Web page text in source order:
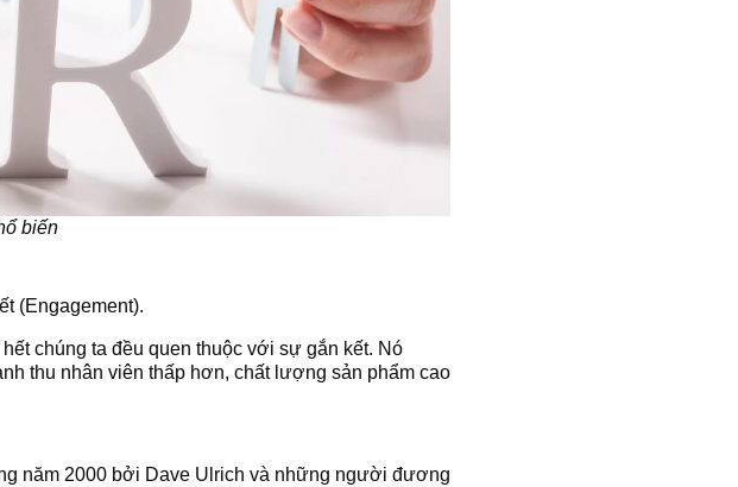
biến
(Engagement).
chúng ta đều quen thuộc với sự gắn kết. Nó
thu nhân viên thấp hơn, chất lượng sản phẩm cao
năm 2000 bởi Dave Ulrich và những người đương